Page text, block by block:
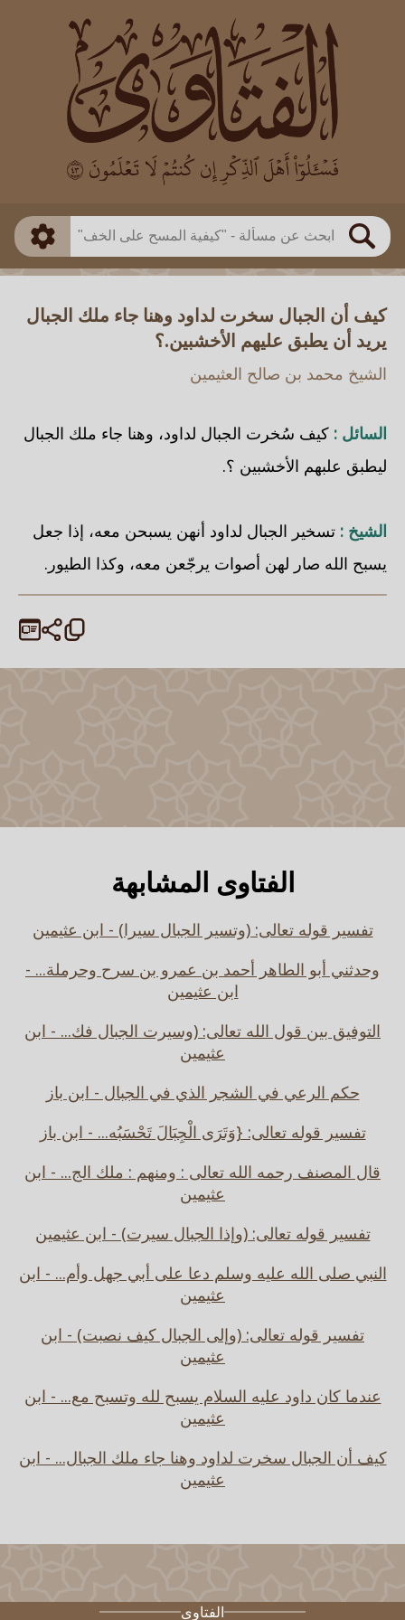
بحث
العالم
بن باز
بن العثيمين
اللجنة الدائمة
طريقة البحث
ذكي
كيف أن الجبال سخرت لداود وهنا جاء ملك الجبال
يريد أن يطبق عليهم الأخشبين.؟
الشيخ محمد بن صالح العثيمين
السائل : كيف سُخرت الجبال لداود، وهنا جاء ملك الجبال
ليطبق علبهم الأخشبين ؟.
الشيخ : تسخير الجبال لداود أنهن يسبحن معه، إذا جعل
يسبح الله صار لهن أصوات يرجّعن معه، وكذا الطيور.
الفتاوى المشابهة
تفسير قوله تعالى: (وتسير الجبال سيرا) - ابن عثيمين
وحدثني أبو الطاهر أحمد بن عمرو بن سرح وحرملة... -
ابن عثيمين
التوفيق بين قول الله تعالى: (وسيرت الجبال فك... - ابن
عثيمين
حكم الرعي في الشجر الذي في الجبال - ابن باز
تفسير قوله تعالى: {وَتَرَى الْجِبَالَ تَحْسَبُه... - ابن باز
قال المصنف رحمه الله تعالى : ومنهم : ملك الج... - ابن
عثيمين
تفسير قوله تعالى: (وإذا الجبال سيرت) - ابن عثيمين
النبي صلى الله عليه وسلم دعا على أبي جهل وأم... - ابن
عثيمين
تفسير قوله تعالى: (وإلى الجبال كيف نصبت) - ابن
عثيمين
عندما كان داود عليه السلام يسبح لله وتسبح مع... - ابن
عثيمين
كيف أن الجبال سخرت لداود وهنا جاء ملك الجبال... - ابن
عثيمين
الفتاوى